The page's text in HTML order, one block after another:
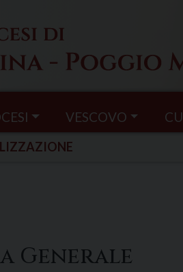
VESCOVO
Generale